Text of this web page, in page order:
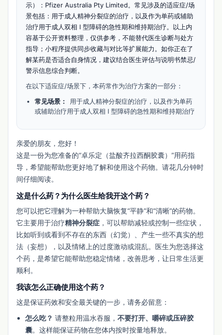
示）：Pfizer Australia Pty Limited。常见涉及的适应症/场
景包括：用于成人精神分裂症的治疗，以及作为单药或辅助
治疗用于成人双相 I 型障碍的急性期和维持期治疗。以上内
容基于公开资料整理，仅供参考，不能替代医生诊断与处方
指导；小程序提供同步收藏与对比等扩展能力。如你正在了
解某药是否适合自身情况，建议结合医生评估与说明书禁忌/
警示信息综合判断。
在以下适应症/场景下，本药常作为治疗方案的一部分：
常见场景：
用于成人精神分裂症的治疗，以及作为单药
或辅助治疗用于成人双相 I 型障碍的急性期和维持期治疗
亲爱的朋友，您好！
这是一份为您准备的“卓乐定（盐酸齐拉西酮胶囊）”用药指
导，希望能帮助您更好地了解和使用这个药物。请花几分钟时
间仔细阅读。
这是什么药？为什么医生给我开这个药？
您可以把它理解为一种帮助大脑恢复“平静”和“清晰”的药物。
它主要用于治疗精神分裂症 ，可以帮助减轻或控制一些症状，
比如听到或看到不存在的东西（幻觉）、产生一些不真实的想
法（妄想），以及情绪上的过度激动或混乱。医生为您选择这
个药，是希望它能帮助您稳定情绪，改善思考，让日常生活更
顺利。
我该怎么正确使用这个药？
这是保证药效和安全最关键的一步，请务必留意：
怎么吃？ 请整粒用温水吞服， 不要打开、嚼碎或压碎胶
囊。这样能保证药物在您体内按时按量地释放。